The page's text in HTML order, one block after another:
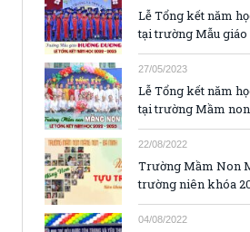
Lễ Tổng kết năm
tại trường Mẫu
27/05/2023
Lễ Tổng kết năm
tại trường Mầm
22/08/2022
Trường Mầm Non
trường niên khóa
04/08/2022